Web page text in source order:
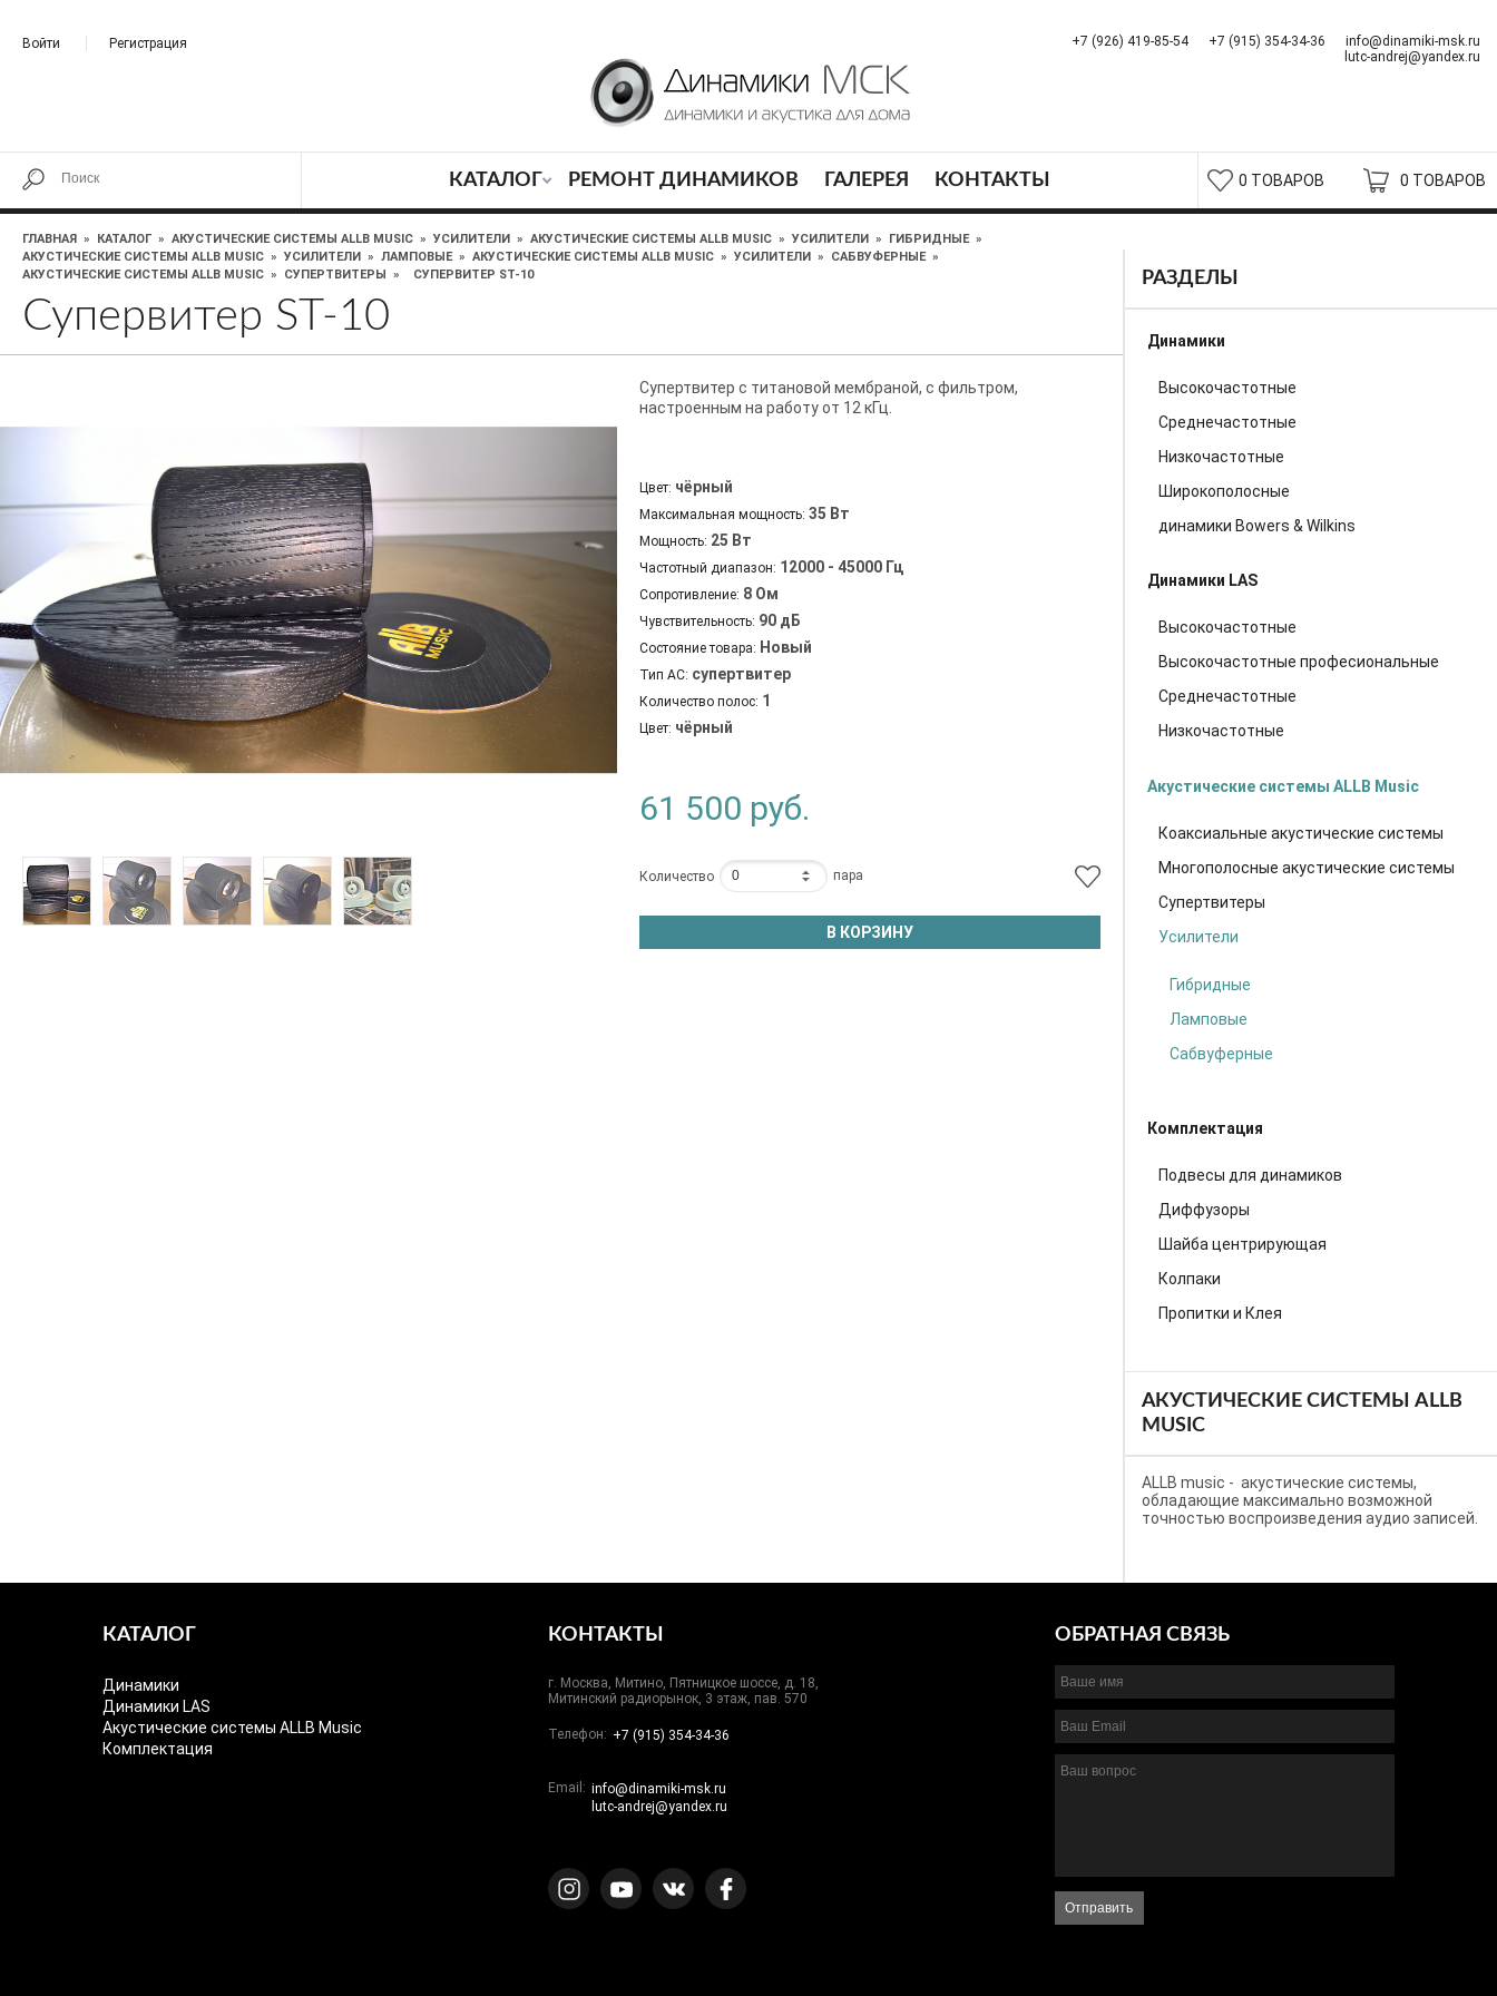
Войти Регистрация +7 (926) 419-85-54 +7 (915) 354-34-36
info@dinamiki-msk.ru
lutc-andrej@yandex.ru
0 ТОВАРОВ 0 ТОВАРОВ
КАТАЛОГ РЕМОНТ ДИНАМИКОВ ГАЛЕРЕЯ КОНТАКТЫ
ГЛАВНАЯ » КАТАЛОГ » АКУСТИЧЕСКИЕ СИСТЕМЫ ALLB MUSIC » УСИЛИТЕЛИ » АКУСТИЧЕСКИЕ СИСТЕМЫ ALLB MUSIC » УСИЛИТЕЛИ » ГИБРИДНЫЕ »
АКУСТИЧЕСКИЕ СИСТЕМЫ ALLB MUSIC » УСИЛИТЕЛИ » ЛАМПОВЫЕ » АКУСТИЧЕСКИЕ СИСТЕМЫ ALLB MUSIC » УСИЛИТЕЛИ » САБВУФЕРНЫЕ »
АКУСТИЧЕСКИЕ СИСТЕМЫ ALLB MUSIC » СУПЕРТВИТЕРЫ » СУПЕРВИТЕР ST-10
Супервитер ST-10
Супертвитер с титановой мембраной, с фильтром,
настроенным на работу от 12 кГц.
Цвет: чёрный
Максимальная мощность: 35 Вт
Мощность: 25 Вт
Частотный диапазон: 12000 - 45000 Гц
Сопротивление: 8 Ом
Чувствительность: 90 дБ
Состояние товара: Новый
Тип АС: супертвитер
Количество полос: 1
Цвет: чёрный
61 500 руб.
Количество пара
В КОРЗИНУ
РАЗДЕЛЫ
Динамики
Высокочастотные
Среднечастотные
Низкочастотные
Широкополосные
динамики Bowers & Wilkins
Динамики LAS
Высокочастотные
Высокочастотные професиональные
Среднечастотные
Низкочастотные
Акустические системы ALLB Music
Коаксиальные акустические системы
Многополосные акустические системы
Супертвитеры
Усилители
Гибридные
Ламповые
Сабвуферные
Комплектация
Подвесы для динамиков
Диффузоры
Шайба центрирующая
Колпаки
Пропитки и Клея
АКУСТИЧЕСКИЕ СИСТЕМЫ ALLB
MUSIC
ALLB music - акустические системы,
обладающие максимально возможной
точностью воспроизведения аудио записей.
КАТАЛОГ
Динамики
Динамики LAS
Акустические системы ALLB Music
Комплектация
КОНТАКТЫ
г. Москва, Митино, Пятницкое шоссе, д. 18,
Митинский радиорынок, 3 этаж, пав. 570
Телефон: +7 (915) 354-34-36
Email: info@dinamiki-msk.ru
lutc-andrej@yandex.ru
ОБРАТНАЯ СВЯЗЬ
Отправить